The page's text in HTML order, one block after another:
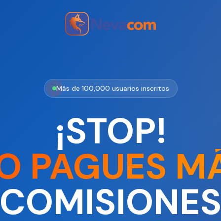
Más de 100,000 usuarios inscritos
¡STOP!
PAGUES
COMISIONES